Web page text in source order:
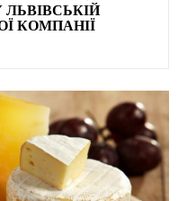
КОМПАНІЇ